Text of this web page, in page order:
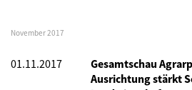
November 2017
01.11.2017
Gesamtschau
Ausrichtung stärkt